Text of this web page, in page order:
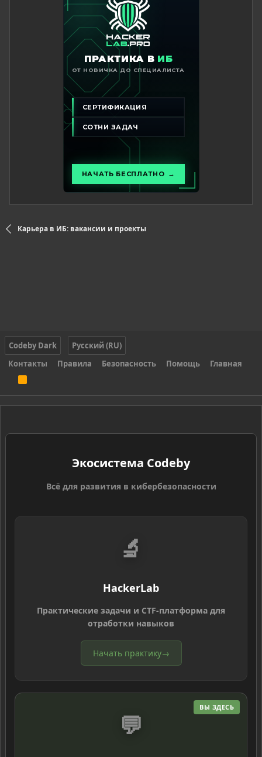
Карьера в ИБ: вакансии и проекты
Codeby Dark
Русский (RU)
Контакты
Правила Безопасность Помощь Главная
S
Экосистема Codeby
Всё для развития в кибербезопасности
🔬
HackerLab
Практические задачи и CTF-платформа для
отработки навыков
Начать практику→
ВЫ ЗДЕСЬ
💬